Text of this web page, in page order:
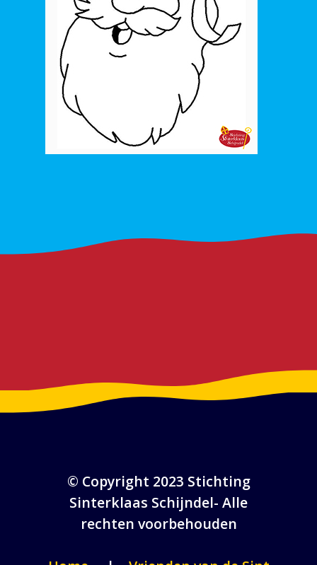
© Copyright 2023 Stichting
Sinterklaas Schijndel- Alle
rechten voorbehouden